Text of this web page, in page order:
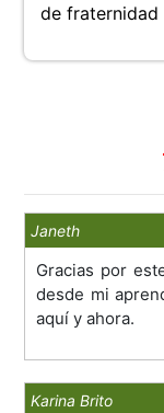
de fraternidad
Janeth
Gracias por
desde mi
aquí y ahora.
Karina Brito